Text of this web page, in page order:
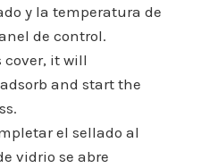
y la temperatura de
de control.
cover, it will
and start the
el sellado al
vidrio se abre